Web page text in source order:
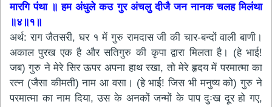
मारगि पंथा ॥ हम अंधुले कउ गुर अंचलु दीजै जन नानक चलह मिलंथा
॥४॥१॥
अर्थ: राग जैतसरी, घर १ में गुरु रामदास जी की चार-बन्दों वाली बाणी।
अकाल पुरख एक है और सतिगुरु की कृपा द्वारा मिलता है। (हे भाई!
जब) गुरु ने मेरे सिर ऊपर अपना हाथ रखा, तो मेरे हृदय में परमात्मा का
रत्न (जैसा कीमती) नाम आ वसा। (हे भाई! जिस भी मनुष्य को) गुरु ने
परमात्मा का नाम दिया, उस के अनकों जन्मों के पाप दुःख दूर हो गए,